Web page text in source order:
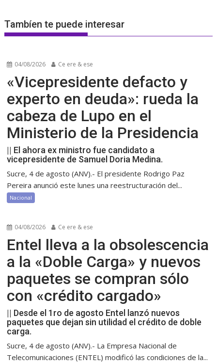
Tambíen te puede interesar
04/08/2026 Ce ere & ese
«Vicepresidente defacto y
experto en deuda»: rueda la
cabeza de Lupo en el
Ministerio de la Presidencia
|| El ahora ex ministro fue candidato a
vicepresidente de Samuel Doria Medina.
Sucre, 4 de agosto (ANV).- El presidente Rodrigo Paz
Pereira anunció este lunes una reestructuración del...
Nacional
04/08/2026 Ce ere & ese
Entel lleva a la obsolescencia
a la «Doble Carga» y nuevos
paquetes se compran sólo
con «crédito cargado»
|| Desde el 1ro de agosto Entel lanzó nuevos
paquetes que dejan sin utilidad el crédito de doble
carga.
Sucre, 4 de agosto (ANV).- La Empresa Nacional de
Telecomunicaciones (ENTEL) modificó las condiciones de la...